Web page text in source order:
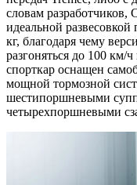
словам разработчиков,
идеальной
кг, благодаря чему
разгоняться до 100 км/
спорткар оснащен
мощной тормозной
шестипоршневыми
четырехпоршневыми